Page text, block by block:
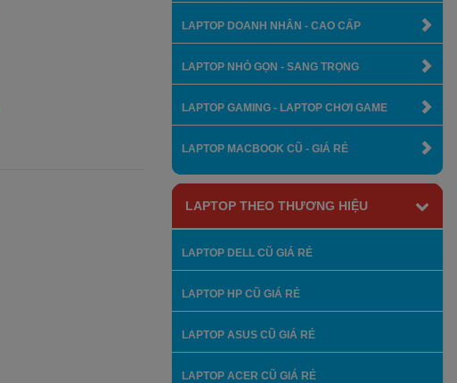
LAPTOP DOANH NHÂN - CAO CẤP
LAPTOP NHỎ GỌN - SANG TRỌNG
LAPTOP GAMING - LAPTOP CHƠI GAME
LAPTOP MACBOOK CŨ - GIÁ RẺ
LAPTOP THEO THƯƠNG HIỆU
LAPTOP DELL CŨ GIÁ RẺ
LAPTOP HP CŨ GIÁ RẺ
LAPTOP ASUS CŨ GIÁ RẺ
LAPTOP ACER CŨ GIÁ RẺ